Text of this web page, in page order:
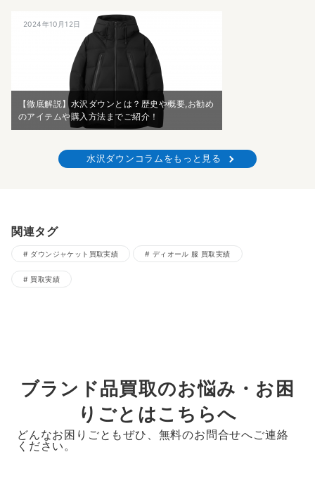
【徹底解説】水沢ダウンとは？歴史や概要,お勧め
のアイテムや購入方法までご紹介！
2024年10月12日
水沢ダウンコラムをもっと見る
関連タグ
ダウンジャケット買取実績 ディオール 服 買取実績
買取実績
ブランド品買取のお悩み・お困
りごとはこちらへ
どんなお困りごともぜひ、無料のお問合せへご連絡
ください。